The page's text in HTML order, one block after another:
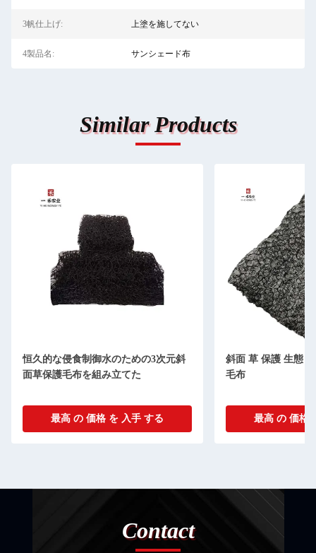
3帆仕上げ: 上塗を施してない
4製品名: サンシェード布
Similar Products
恒久的な侵食制御水のための3次元斜
面草保護毛布を組み立てた
最高 の 価格 を 入手 する
斜面 草 保護 生態
毛布
最高 の 価格
Contact